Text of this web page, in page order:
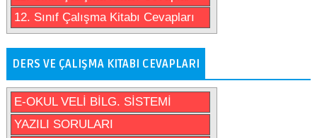
12. Sınıf Çalışma Kitabı Cevapları
DERS VE ÇALIŞMA KITABI CEVAPLARI
E-OKUL VELİ BİLG. SİSTEMİ
YAZILI SORULARI